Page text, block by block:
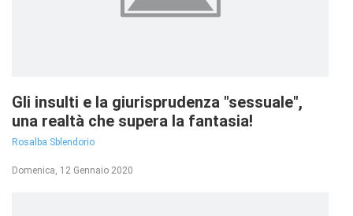
Gli insulti e la giurisprudenza "sessuale",
una realtà che supera la fantasia!
Rosalba Sblendorio
Domenica, 12 Gennaio 2020